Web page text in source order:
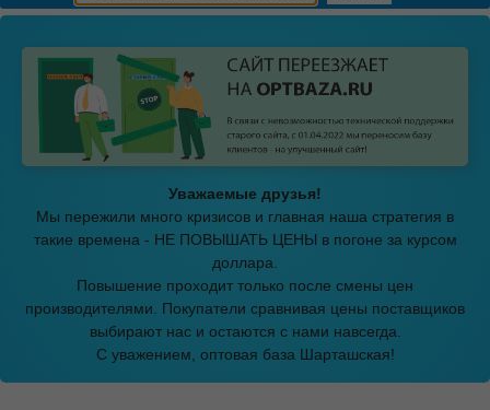
Уважаемые друзья!
Мы пережили много кризисов и главная наша стратегия в
такие времена - НЕ ПОВЫШАТЬ ЦЕНЫ в погоне за курсом
доллара.
Повышение проходит только после смены цен
производителями. Покупатели сравнивая цены поставщиков
выбирают нас и остаются с нами навсегда.
С уважением, оптовая база Шарташская!